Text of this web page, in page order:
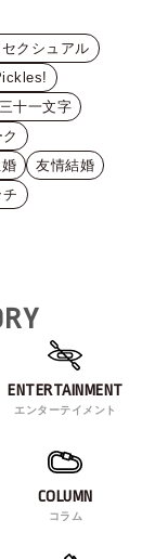
クシュアル
十一文字
婚
友情結婚
ENTERTAINMENT
エンターテイメント
COLUMN
コラム